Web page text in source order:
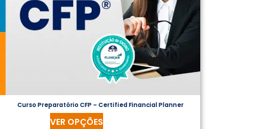
Curso Preparatório CFP – Certified Financial Planner
VER OPÇÕES